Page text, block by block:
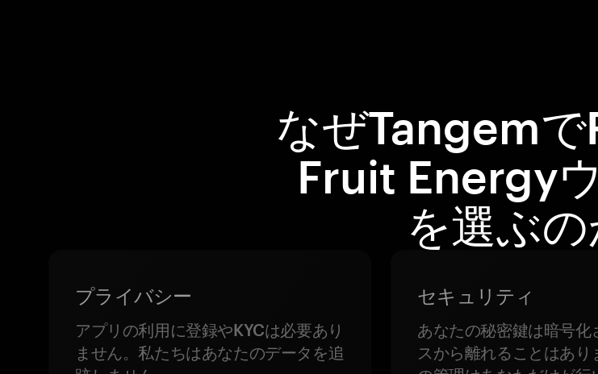
なぜTangem
Fruit Energy
を選ぶの
プライバシー
アプリの利用に登録やKYCは必要あり
ません。私たちはあなたのデータを追
セキュリティ
あなたの秘密鍵は暗号化
スから離れることはあり